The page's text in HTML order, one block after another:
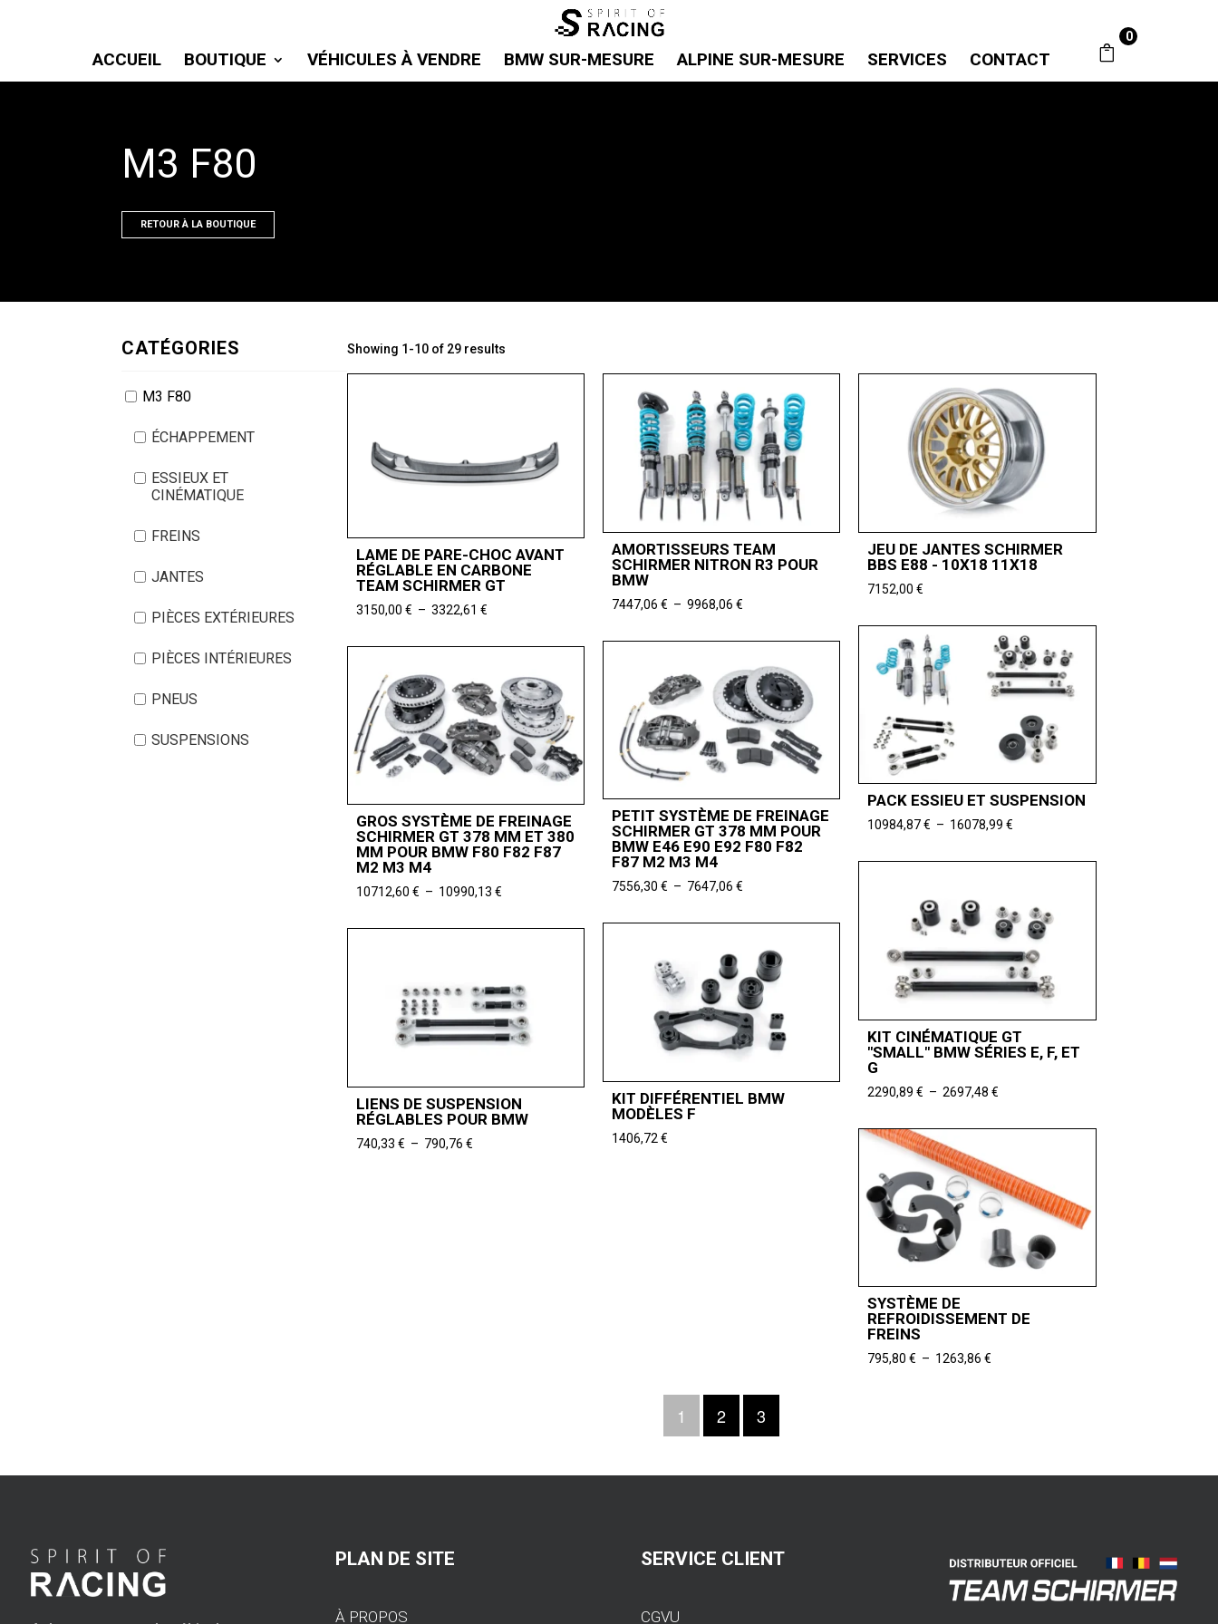
ACCUEIL BOUTIQUE VÉHICULES À VENDRE BMW SUR-MESURE ALPINE SUR-MESURE SERVICES CONTACT
0
M3 F80
RETOUR À LA BOUTIQUE
CATÉGORIES
M3 F80
ÉCHAPPEMENT
ESSIEUX ET
CINÉMATIQUE
FREINS
JANTES
PIÈCES EXTÉRIEURES
PIÈCES INTÉRIEURES
PNEUS
SUSPENSIONS
Showing 1-10 of 29 results
LAME DE PARE-CHOC AVANT
RÉGLABLE EN CARBONE
TEAM SCHIRMER GT
3150,00 € – 3322,61 €Plage
prix :
à
3322,61 €
AMORTISSEURS TEAM
SCHIRMER NITRON R3 POUR
BMW
7447,06 € – 9968,06 €Plage
prix :
à
9968,06 €
JEU DE JANTES SCHIRMER
BBS E88 - 10X18 11X18
7152,00€
PACK ESSIEU ET SUSPENSION
10984,87€ – 16078,99€
prix :
16078,99 €
PETIT SYSTÈME DE FREINAGE
SCHIRMER GT 378 MM POUR
BMW E46 E90 E92 F80 F82
F87 M2 M3 M4
7556,30 € – 7647,06 €Plage
prix :
7647,06 €
GROS SYSTÈME DE FREINAGE
SCHIRMER GT 378 MM ET 380
MM POUR BMW F80 F82 F87
M2 M3 M4
10712,60 € – 10990,13 €Plage
prix :
10990,13 €
KIT CINÉMATIQUE GT
"SMALL" BMW SÉRIES E, F, ET
G
2290,89€ – 2697,48€
prix :
2697,48 €
KIT DIFFÉRENTIEL BMW
MODÈLES F
1406,72 €
LIENS DE SUSPENSION
RÉGLABLES POUR BMW
740,33 € – 790,76 €Plage
SYSTÈME DE
REFROIDISSEMENT DE
FREINS
795,80€ – 1263,86€
1 2 3
PLAN DE SITE
À PROPOS
SERVICE CLIENT
CGVU